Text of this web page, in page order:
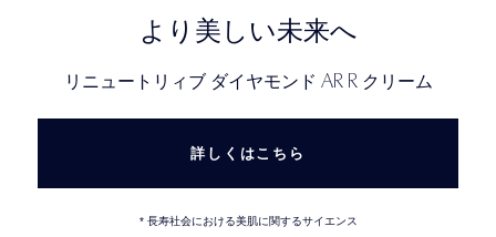
より美しい未来へ
リニュートリィブ ダイヤモンド AR R クリーム
詳しくはこちら
* 長寿社会における美肌に関するサイエンス